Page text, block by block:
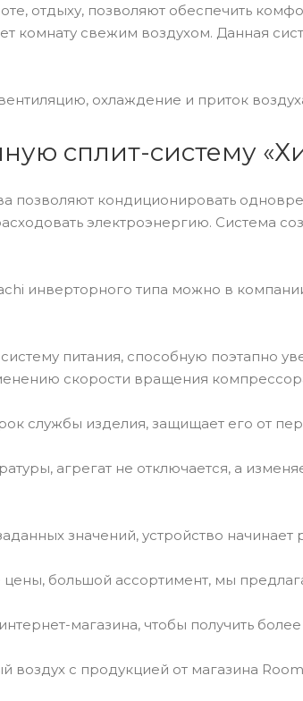
отдыху, позволяют обеспечить
комнату свежим воздухом. Данная
охлаждение и приток
сплит-систему
позволяют кондиционировать
электроэнергию. Система
инверторного типа можно в
питания, способную поэтапно
скорости вращения
службы изделия, защищает его от
агрегат не отключается, а
значений, устройство начинает
цены, большой ассортимент, мы
магазина, чтобы получить
воздух с продукцией от магазина